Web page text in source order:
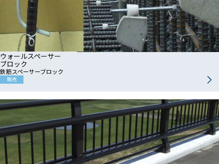
ウォールスペーサー
ブロック
鉄筋スペーサーブロック
販売